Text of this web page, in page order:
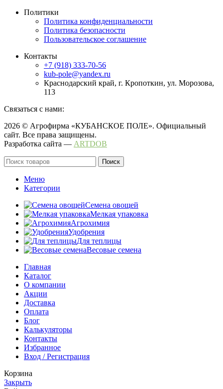
Политики
Политика конфиденциальности
Политика безопасности
Пользовательское соглашение
Контакты
+7 (918) 333-70-56
kub-pole@yandex.ru
Краснодарский край, г. Кропоткин, ул. Морозова,
113
Связаться с нами:
2026 © Агрофирма «КУБАНСКОЕ ПОЛЕ». Официальный
сайт. Все права защищены.
Разработка сайта — ARTDOB
Поиск
Меню
Категории
Семена овощей
Мелкая упаковка
Агрохимия
Удобрения
Для теплицы
Весовые семена
Главная
Каталог
О компании
Акции
Доставка
Оплата
Блог
Калькуляторы
Контакты
Избранное
Вход / Регистрация
Корзина
Закрыть